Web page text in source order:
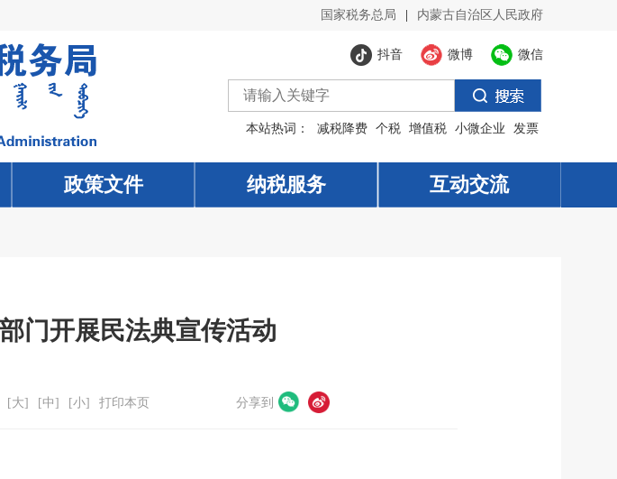
国家税务总局 内蒙古自治区人民政府
微信
微博
抖音
本站热词： 减税降费 个税 增值税 小微企业 发票
政策文件 纳税服务 互动交流
政策文件 纳税服务 互动交流
门开展民法典宣传活动
[大] [中] [小] 打印本页 分享到